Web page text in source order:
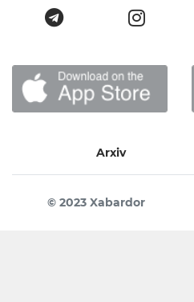
Arxiv
© 2023 Xabardor